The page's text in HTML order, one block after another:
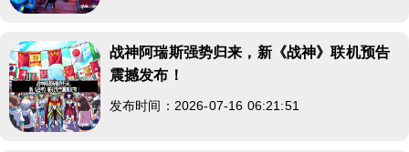
战神阿瑞斯强势归来，新《战神》联机预告
震撼发布！
发布时间：2026-07-16 06:21:51